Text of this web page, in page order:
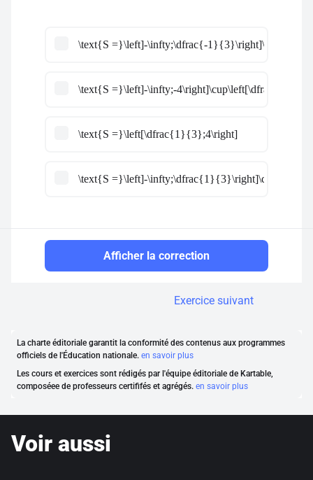
\text{S =}\left]-\infty;\dfrac{-
\text{S =}\left]-\infty;-4\right]\cup\left[\dfrac{-
\text{S =}\left[\dfrac{1}{3};4\right]
\text{S =}\left]-
Afficher la correction
Exercice suivant
La charte éditoriale garantit la conformité des contenus aux programmes
officiels de l'Éducation nationale. en savoir plus
Les cours et exercices sont rédigés par l'équipe éditoriale de Kartable,
composéee de professeurs certififés et agrégés. en savoir plus
Voir aussi